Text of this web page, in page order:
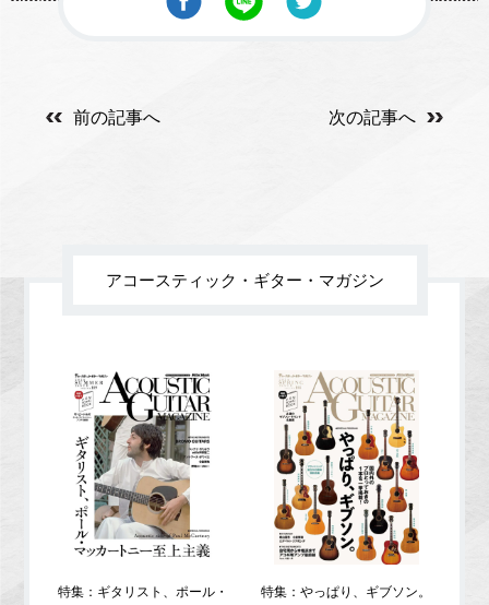
前の記事へ 次の記事へ
アコースティック・ギター・マガジン
特集：ギタリスト、ポール・
特集：やっぱり、ギブソン。